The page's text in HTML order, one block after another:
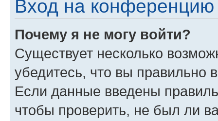
Вход на конференцию
Почему я не могу войти?
Существует несколько
убедитесь, что вы правильно
Если данные введены
чтобы проверить, не был ли